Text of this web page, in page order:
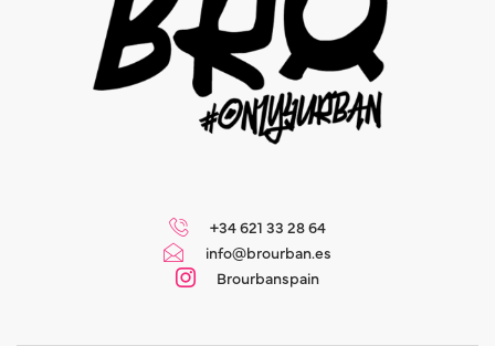
+34 621 33 28 64
info@brourban.es
Brourbanspain